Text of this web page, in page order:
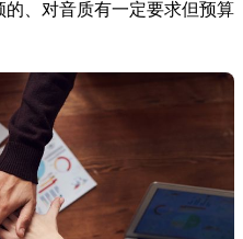
的、对音质有一定要求但预算